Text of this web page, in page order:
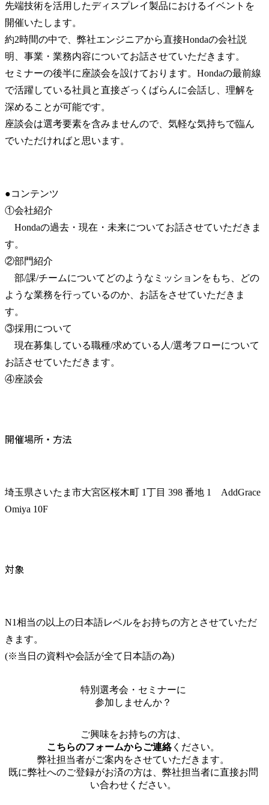
先端技術を活用したディスプレイ製品におけるイベントを
開催いたします。
約2時間の中で、弊社エンジニアから直接Hondaの会社説
明、事業・業務内容についてお話させていただきます。
セミナーの後半に座談会を設けております。Hondaの最前線
で活躍している社員と直接ざっくばらんに会話し、理解を
深めることが可能です。
座談会は選考要素を含みませんので、気軽な気持ちで臨ん
でいただければと思います。
●コンテンツ
①会社紹介
Hondaの過去・現在・未来についてお話させていただきま
す。
②部門紹介
部/課/チームについてどのようなミッションをもち、どの
ような業務を行っているのか、お話をさせていただきま
す。
③採用について
現在募集している職種/求めている人/選考フローについて
お話させていただきます。
④座談会
開催場所・方法
埼玉県さいたま市大宮区桜木町 1丁目 398 番地 1　AddGrace
Omiya 10F
対象
N1相当の以上の日本語レベルをお持ちの方とさせていただ
きます。
(※当日の資料や会話が全て日本語の為)
特別選考会・セミナーに
参加しませんか？
ご興味をお持ちの方は、
こちらのフォームからご連絡ください。
弊社担当者がご案内をさせていただきます。
既に弊社へのご登録がお済の方は、弊社担当者に直接お問
い合わせください。